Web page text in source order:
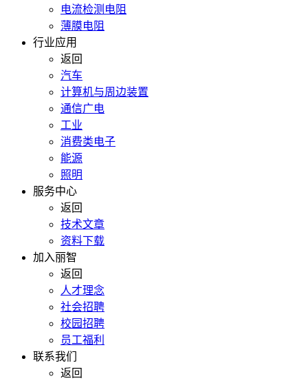
电流检测电阻
薄膜电阻
行业应用
返回
汽车
计算机与周边装置
通信广电
工业
消费类电子
能源
照明
服务中心
返回
技术文章
资料下载
加入丽智
返回
人才理念
社会招聘
校园招聘
员工福利
联系我们
返回